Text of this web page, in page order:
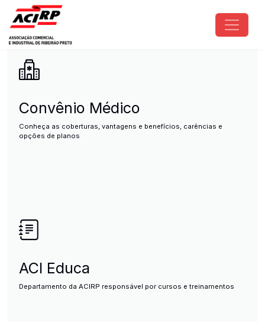
Pular para o conteúdo principal
ACIRP - Associação Comercial
Convênio Médico
Conheça as coberturas, vantagens e benefícios, carências e
opções de planos
ACI Educa
Departamento da ACIRP responsável por cursos e treinamentos